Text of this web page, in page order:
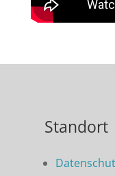
Standort